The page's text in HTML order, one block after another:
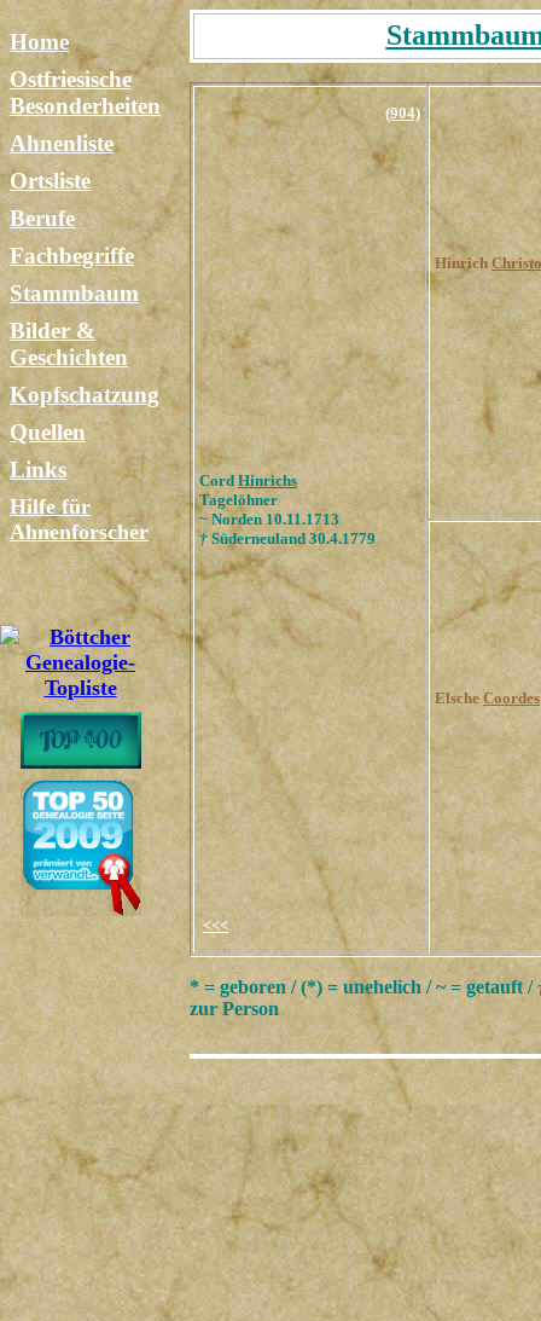
Home
Ostfriesische
Besonderheiten
Ahnenliste
Ortsliste
Berufe
Fachbegriffe
Stammbaum
Bilder &
Geschichten
Kopfschatzung
Quellen
Links
Hilfe für
Ahnenforscher
(904)
Cord Hinrichs
Tagelöhner
~ Norden 10.11.1713
† Süderneuland 30.4.1779
<<<
Hinrich
Elsche Coordes
* = geboren / (*) = unehelich / ~ = getauft /
zur Person